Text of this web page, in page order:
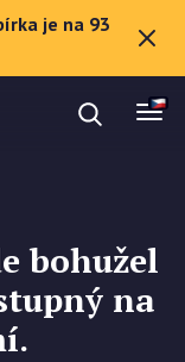
je na 93
bohužel
na